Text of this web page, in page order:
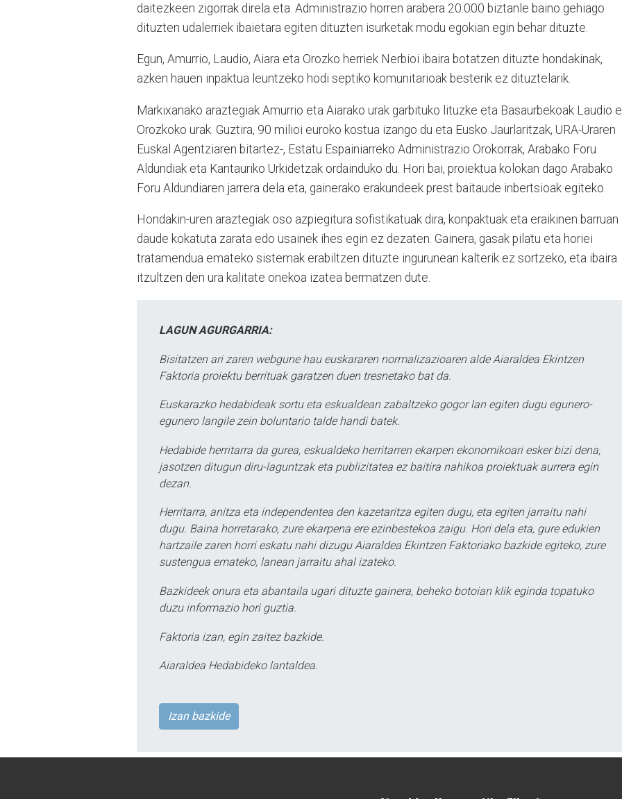
daitezkeen zigorrak direla eta. Administrazio horren arabera 20.000 biztanle baino gehiago
dituzten udalerriek ibaietara egiten dituzten isurketak modu egokian egin behar dituzte.
Egun, Amurrio, Laudio, Aiara eta Orozko herriek Nerbioi ibaira botatzen dituzte hondakinak,
azken hauen inpaktua leuntzeko hodi septiko komunitarioak besterik ez dituztelarik.
Markixanako araztegiak Amurrio eta Aiarako urak garbituko lituzke eta Basaurbekoak Laudio
Orozkoko urak. Guztira, 90 milioi euroko kostua izango du eta Eusko Jaurlaritzak, URA-Uraren
Euskal Agentziaren bitartez-, Estatu Espainiarreko Administrazio Orokorrak, Arabako Foru
Aldundiak eta Kantauriko Urkidetzak ordainduko du. Hori bai, proiektua kolokan dago Arabako
Foru Aldundiaren jarrera dela eta, gainerako erakundeek prest baitaude inbertsioak egiteko.
Hondakin-uren araztegiak oso azpiegitura sofistikatuak dira, konpaktuak eta eraikinen barruan
daude kokatuta zarata edo usainek ihes egin ez dezaten. Gainera, gasak pilatu eta horiei
tratamendua emateko sistemak erabiltzen dituzte ingurunean kalterik ez sortzeko, eta ibaira
itzultzen den ura kalitate onekoa izatea bermatzen dute.
LAGUN AGURGARRIA:
Bisitatzen ari zaren webgune hau euskararen normalizazioaren alde Aiaraldea Ekintzen
Faktoria proiektu berrituak garatzen duen tresnetako bat da.
Euskarazko hedabideak sortu eta eskualdean zabaltzeko gogor lan egiten dugu egunero-
egunero langile zein boluntario talde handi batek.
Hedabide herritarra da gurea, eskualdeko herritarren ekarpen ekonomikoari esker bizi dena,
jasotzen ditugun diru-laguntzak eta publizitatea ez baitira nahikoa proiektuak aurrera egin
dezan.
Herritarra, anitza eta independentea den kazetaritza egiten dugu, eta egiten jarraitu nahi
dugu. Baina horretarako, zure ekarpena ere ezinbestekoa zaigu. Hori dela eta, gure edukien
hartzaile zaren horri eskatu nahi dizugu Aiaraldea Ekintzen Faktoriako bazkide egiteko, zure
sustengua emateko, lanean jarraitu ahal izateko.
Bazkideek onura eta abantaila ugari dituzte gainera, beheko botoian klik eginda topatuko
duzu informazio hori guztia.
Faktoria izan, egin zaitez bazkide.
Aiaraldea Hedabideko lantaldea.
Izan bazkide